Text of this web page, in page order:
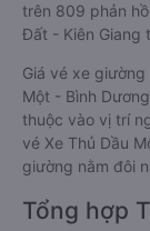
trên 809 phản
Đất - Kiên Giang
Giá vé xe
Một - Bình
thuộc vào vị trí
vé Xe Thủ Dầu
giường nằm đôi
Tổng hợp